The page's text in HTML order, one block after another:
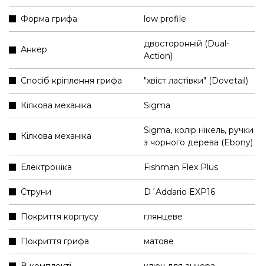
Форма грифа low profile
Анкер
двосторонній (Dual-
Action)
Спосіб кріплення грифа "хвіст ластівки" (Dovetail)
Кілкова механіка Sigma
Кілкова механіка
Sigma, колір нікель, ручки
з чорного дерева (Ebony)
Електроніка Fishman Flex Plus
Струни D´Addario EXP16
Покриття корпусу глянцеве
Покриття грифа матове